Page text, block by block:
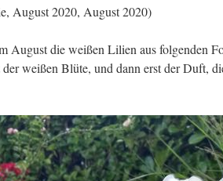
August 2020, August 2020)
August die weißen Lilien aus folgenden
der weißen Blüte, und dann erst der Duft,